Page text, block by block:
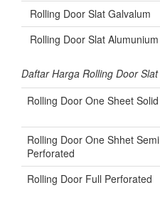
Rolling Door Slat Galvalum
Rolling Door Slat Alumunium
Daftar Harga Rolling Door Slat
Rolling Door One Sheet Solid
Rolling Door One Shhet Semi
Perforated
Rolling Door Full Perforated